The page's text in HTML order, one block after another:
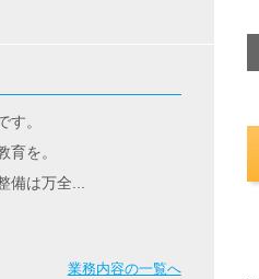
す。
育を。
備は万全...
業務内容の一覧へ